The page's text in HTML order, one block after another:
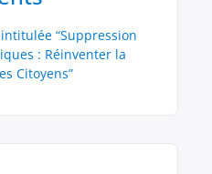
“Suppression
: Réinventer la
Citoyens”